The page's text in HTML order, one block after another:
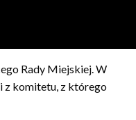
Rady Miejskiej. W
z komitetu, z którego